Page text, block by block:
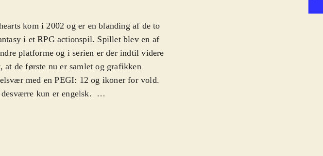
kom i 2002 og er en blanding af de to
i et RPG actionspil. Spillet blev en af
platforme og i serien er der indtil videre
de første nu er samlet og grafikken
med en PEGI: 12 og ikoner for vold.
kun er engelsk.
Disney historier. Pakken indeholder de